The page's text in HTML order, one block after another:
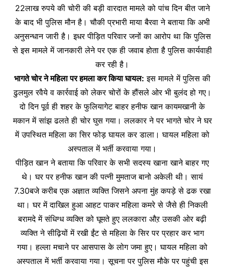
22लाख रुपये की चोरी की बड़ी वारदात मामले को पांच दिन बीत जाने
के बाद भी पुलिस मौन है। चौकी प्रभारी माया बैरवा ने बताया कि अभी
अनुसन्धान जारी है। इधर पीड़ित परिवार जनों का आरोप था कि पुलिस
से इस मामले में जानकारी लेने पर एक ही जवाब होता है पुलिस कार्यवाही
कर रही है।
भागते चोर ने महिला पर हमला कर किया घायल: इस मामले में पुलिस की
ढुलमुल रवैये व कार्रवाई को लेकर चोरों के हौंसले ओर भी बुलंद हो गए।
दो दिन पूर्व ही शहर के फुलियागेट बाहर हनीफ खान कायमखानी के
मकान में सांझ ढलते ही चोर घुस गया। ललकार ने पर भागते चोर ने घर
में उपस्थित महिला का सिर फोड़ घायल कर डाला। घायल महिला को
अस्पताल में भर्ती करवाया गया।
पीड़ित खान ने बताया कि परिवार के सभी सदस्य खाना खाने बाहर गए
थे। घर पर हनीफ खान की पत्नी मुमताज बानो अकेली थी। सायं
7.30बजे करीब एक अज्ञात व्यक्ति जिसने अपना मुंह कपड़े से ढक रखा
था। घर में दाखिल हुआ आहट पाकर महिला कमरे से जैसे ही निकली
बरामदे में संधिग्ध व्यक्ति को घूमते हुए ललकारा औऱ उसकी ओर बढ़ी
व्यक्ति ने सीढ़ियों में रखी ईंट से महिला के सिर पर प्रहार कर भाग
गया। हल्ला मचाने पर आसपास के लोग जमा हुए। घायल महिला को
अस्पताल में भर्ती करवाया गया। सूचना पर पुलिस मौके पर पहुंची इस